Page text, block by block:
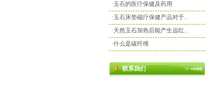
·玉石的医疗保健及药用
·玉石床垫磁疗保健产品对于...
·天然玉石加热后能产生远红...
·什么是碳纤维
联系我们